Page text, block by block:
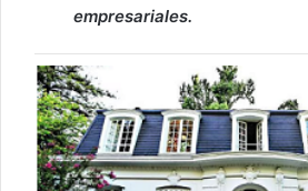
empresariales.